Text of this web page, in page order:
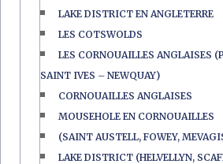
LAKE DISTRICT EN ANGLETERRE
LES COTSWOLDS
LES CORNOUAILLES ANGLAISES
SAINT IVES – NEWQUAY)
CORNOUAILLES ANGLAISES
MOUSEHOLE EN CORNOUAILLES
(SAINT AUSTELL, FOWEY,
LAKE DISTRICT (HELVELLYN,